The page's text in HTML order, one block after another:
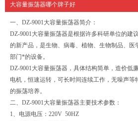
大容量振荡器哪个牌子好
一、DZ-9001大容量振荡器简介：
DZ-9001大容量振荡器是根据许多科研单位的建
的新产品，是生物、病毒、植物、生物制品、医
部门*的设备。
DZ-9001大容量振荡器，具体结构简单，造价低
电机，恒速运转，可长时间连续工作，无噪声等
的振荡培养。
二、DZ-9001大容量振荡器主要技术参数：
1、电源电压：220V 50HZ